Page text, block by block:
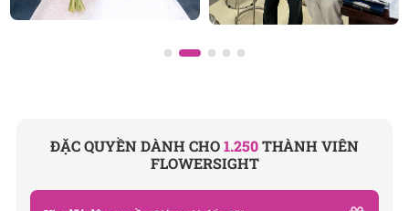
ĐẶC QUYỀN DÀNH CHO1.250THÀNH VIÊN
FLOWERSIGHT